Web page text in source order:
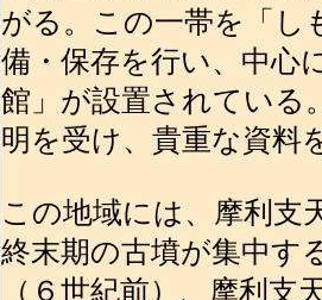
がる。この一帯を「し
備・保存を行い、中心
館」が設置されている
明を受け、貴重な資料
この地域には、摩利支
終末期の古墳が集中す
（６世紀前）、摩利支